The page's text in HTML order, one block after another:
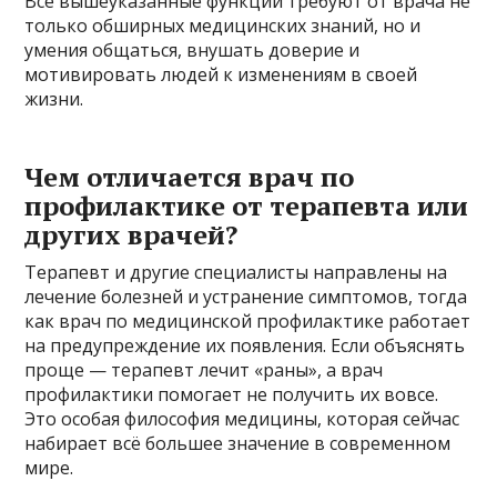
только обширных медицинских знаний, но и
умения общаться, внушать доверие и
мотивировать людей к изменениям в своей
жизни.
Чем отличается врач по
профилактике от терапевта или
других врачей?
Терапевт и другие специалисты направлены на
лечение болезней и устранение симптомов, тогда
как врач по медицинской профилактике работает
на предупреждение их появления. Если объяснять
проще — терапевт лечит «раны», а врач
профилактики помогает не получить их вовсе.
Это особая философия медицины, которая сейчас
набирает всё большее значение в современном
мире.